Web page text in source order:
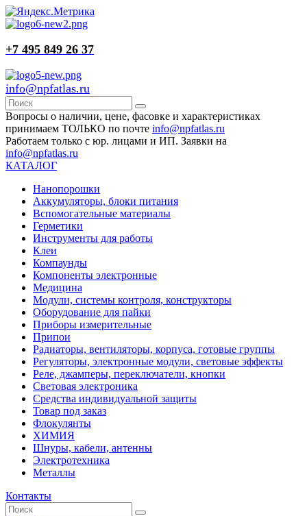
+7 495 849 26 37
info@npfatlas.ru
Вопросы о наличии, цене, фасовке и характеристиках
принимаем ТОЛЬКО по почте info@npfatlas.ru
Работаем только с юр. лицами и ИП. Заявки на
info@npfatlas.ru
КАТАЛОГ
Нанопорошки
Аккумуляторы, блоки питания
Вспомогательные материалы
Герметики
Инструменты для работы
Клеи
Компаунды
Компоненты электронные
Медицина
Модули, системы контроля, конструкторы
Оборудование для пайки
Приборы измерительные
Припои
Радиаторы, вентиляторы, корпуса, готовые группы
Регуляторы, электронные модули, световые эффекты
Реле, джамперы, переключатели, кнопки
Световая электроника
Средства индивидуальной защиты
Товар под заказ
Флокулянты
ХИМИЯ
Шнуры, кабели, антенны
Электротехника
Металлы
Контакты